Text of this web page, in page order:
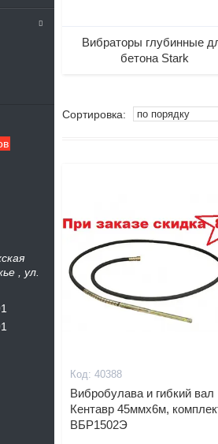
ул.
Вибраторы глубинные
бетона Stark
40388
Вибробулава и гибкий вал
Кентавр 45ммх6м,
ВБР1502Э